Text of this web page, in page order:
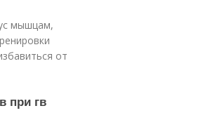
мышцам,
от
при гв